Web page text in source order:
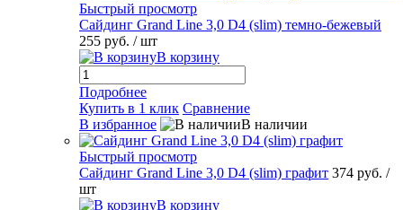
Быстрый просмотр
Сайдинг Grand Line 3,0 D4 (slim) темно-бежевый
255 руб. / шт
В корзину
Подробнее
Купить в 1 клик Сравнение
В избранное
В наличии
Быстрый просмотр
Сайдинг Grand Line 3,0 D4 (slim) графит 374 руб. /
шт
В корзину